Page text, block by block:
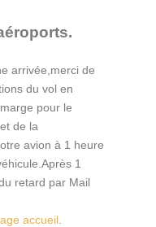
arrivée,merci de
du vol en
pour le
de la
avion à 1 heure
1
retard par Mail
accueil